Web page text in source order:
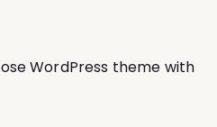
WordPress theme with